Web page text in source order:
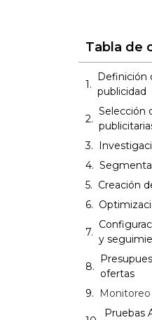
Tabla de
Definición
publicidad
Selección
Creación
y
ofertas
Pruebas